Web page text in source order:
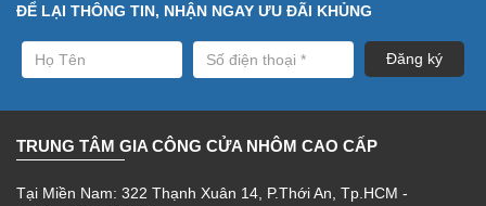
ĐỂ LẠI THÔNG TIN, NHẬN NGAY ƯU ĐÃI KHỦNG
TRUNG TÂM GIA CÔNG CỬA NHÔM CAO CẤP
Tại Miền Nam: 322 Thạnh Xuân 14, P.Thới An, Tp.HCM -